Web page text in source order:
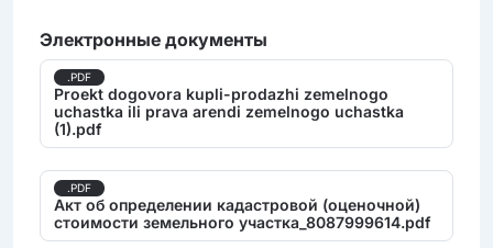
Электронные документы
.PDF
Proekt dogovora kupli-prodazhi zemelnogo
uchastka ili prava arendi zemelnogo uchastka
(1).pdf
.PDF
Акт об определении кадастровой (оценочной)
стоимости земельного участка_8087999614.pdf